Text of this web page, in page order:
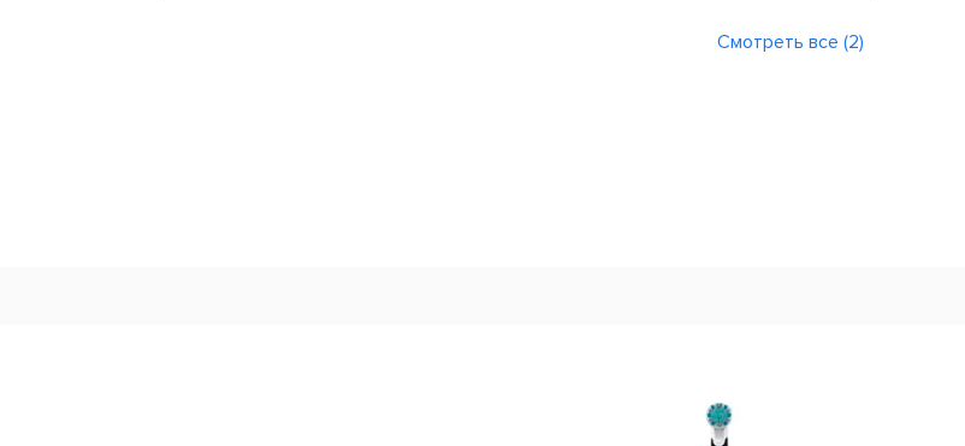
Смотреть все (2)